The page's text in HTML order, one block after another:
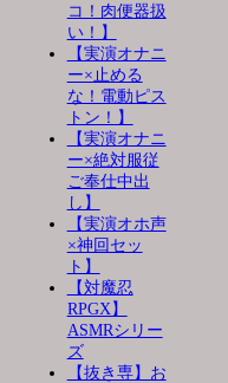
コ！肉便器扱
い！】
【実演オナニ
ー×止める
な！電動ピス
トン！】
【実演オナニ
ー×絶対服従
ご奉仕中出
し】
【実演オホ声
×神回セッ
ト】
【対魔忍
RPGX】
ASMRシリー
ズ
【抜き専】お